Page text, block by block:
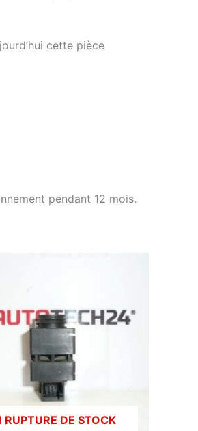
cette pièce
pendant 12 mois.
RUPTURE DE STOCK